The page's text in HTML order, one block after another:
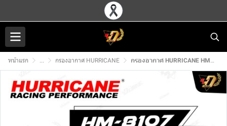
หน้าแรก ... กรองอากาศ HURRICANE กรองอากาศ HURRICANE HM-8107 สำหรับ NINJA650